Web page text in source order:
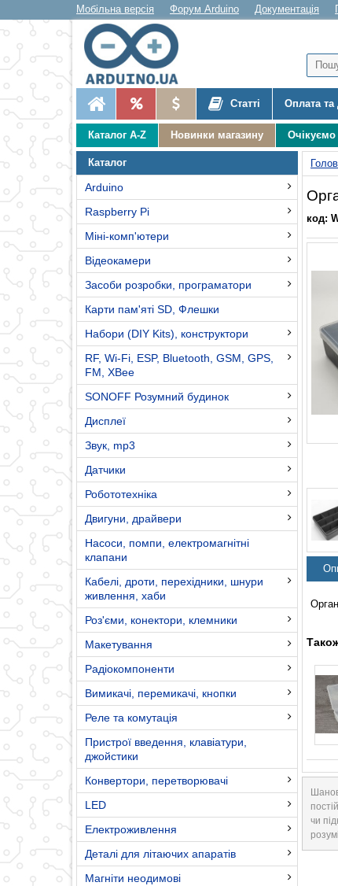
Мобільна версія Форум Arduino Документація
Статті Оплата та
Каталог A-Z Новинки магазину
Каталог
Arduino
Raspberry Pi
Міні-комп'ютери
Відеокамери
Засоби розробки, програматори
Карти пам'яті SD, Флешки
Набори (DIY Kits), конструктори
RF, Wi-Fi, ESP, Bluetooth, GSM, GPS,
FM, XBee
SONOFF Розумний будинок
Дисплеї
Звук, mp3
Датчики
Робототехніка
Двигуни, драйвери
Насоси, помпи, електромагнітні
клапани
Кабелі, дроти, перехідники, шнури
живлення, хаби
Роз'єми, конектори, клемники
Макетування
Радіокомпоненти
Вимикачі, перемикачі, кнопки
Реле та комутація
Пристрої введення, клавіатури,
джойстики
Конвертори, перетворювачі
LED
Електроживлення
Деталі для літаючих апаратів
Магніти неодимові
код:
чи